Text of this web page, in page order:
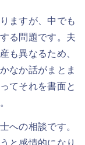
ますが、中でも
る問題です。夫
も異なるため、
なか話がまとま
てそれを書面と
への相談です。
と感情的になり